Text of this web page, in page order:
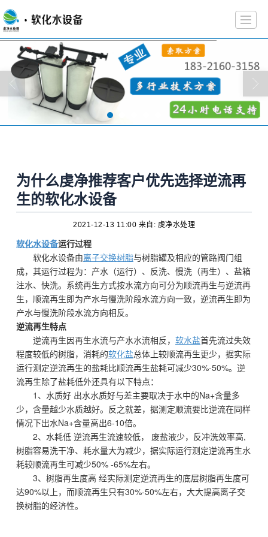
首页 关于虔净产品展示 工程案例 解决方案新闻动态
为什么虔净推荐客户优先选择逆流再
生的软化水设备
2021-12-13 11:00 来自: 虔净水处理
软化水设备运行过程
软化水设备由离子交换树脂与树脂罐及相应的管路阀门组
成，其运行过程为：产水（运行）、反洗、慢洗（再生）、盐箱
注水、快洗。系统再生方式按水流方向可分为顺流再生与逆流再
生，顺流再生即为产水与慢洗阶段水流方向一致，逆流再生即为
产水与慢洗阶段水流方向相反。
逆流再生特点
逆流再生因再生水流与产水水流相反， 软水盐首先流过失效
程度较低的树脂，消耗的软化盐总体上较顺流再生更少，据实际
运行测定逆流再生的盐耗比顺流再生盐耗可减少30%-50%。逆
流再生除了盐耗低外还具有以下特点：
1、水质好 出水水质好与差主要取决于水中的Na+含量多
少，含量越少水质越好。反之就差，据测定顺流要比逆流在同样
情况下出水Na+含量高出6-10倍。
2、水耗低 逆流再生流速较低， 废盐液少，反冲洗效率高,
树脂容易洗干净、耗水量大为减少，据实际运行测定逆流再生水
耗较顺流再生可减少50% -65%左右。
3、树脂再生度高 经实际测定逆流再生的底层树脂再生度可
达90%以上，而顺流再生只有30%-50%左右，大大提高离子交
换树脂的经济性。